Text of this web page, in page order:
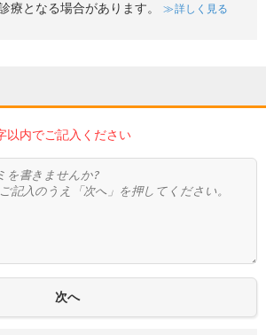
療となる場合があります。
詳しく見る
内でご記入ください